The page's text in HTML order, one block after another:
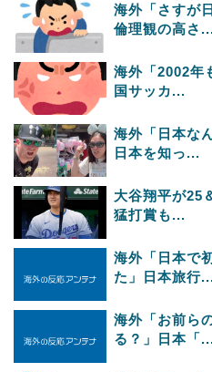
海外「さすが
倫理観の高さ
海外「2002年
国サッカ...
海外「日本な
日本を知っ...
大谷翔平が25
猛打賞も...
海外「日本で
た」日本旅行
海外「お前ら
る？」日本「